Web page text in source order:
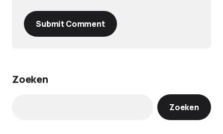
Submit Comment
Zoeken
Zoeken